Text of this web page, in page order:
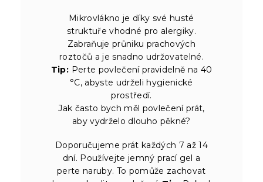
Mikrovlákno je díky své husté
struktuře vhodné pro alergiky.
Zabraňuje průniku prachových
roztočů a je snadno udržovatelné.
Tip: Perte povlečení pravidelně na 40
°C, abyste udrželi hygienické
prostředí.
Jak často bych měl povlečení prát,
aby vydrželo dlouho pěkné?
Doporučujeme prát každých 7 až 14
dní. Používejte jemný prací gel a
perte naruby. To pomůže zachovat